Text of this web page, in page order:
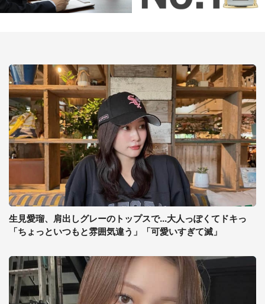
生見愛瑠、肩出しグレーのトップスで...大人っぽくてドキっ
「ちょっといつもと雰囲気違う」「可愛いすぎて滅」